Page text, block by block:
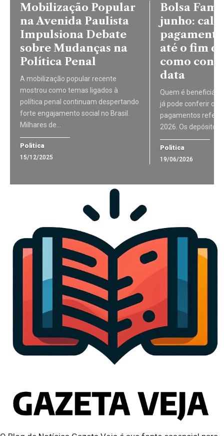
Mobilização Popular
na Avenida Paulista
Impulsiona Debate
sobre Mudanças na
Política Penal
A mobilização popular recente
mostrou como temas ligados à
política penal continuam despertando
forte engajamento social no Brasil.
Milhares de…
Politica
15/12/2025
Bolsa
junho:
até o fim
como
data
Quem é
já pode conferir o
pagamentos
2026. Os depósitos…
Politica
19/06/2026